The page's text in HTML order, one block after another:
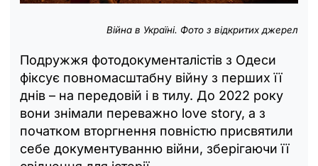
Війна в Україні. Фото з відкритих джерел
Подружжя фотодокументалістів з Одеси
фіксує повномасштабну війну з перших її
днів – на передовій і в тилу. До 2022 року
вони знімали переважно love story, а з
початком вторгнення повністю присвятили
себе документуванню війни, зберігаючи її